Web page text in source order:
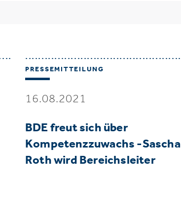
PRESSEMITTEILUNG
16.08.2021
BDE freut sich über
Kompetenzzuwachs -Sascha
Roth wird Bereichsleiter